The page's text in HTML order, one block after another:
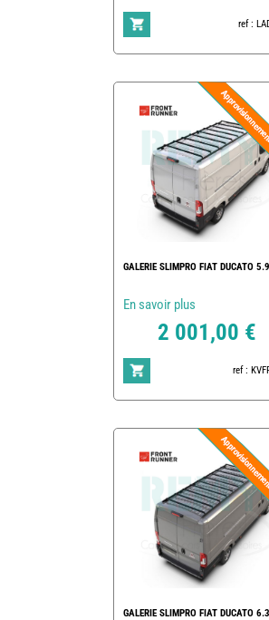
ref :
GALERIE SLIMPRO FIAT DUCATO
En savoir plus
2 001,00 €
ref :
GALERIE SLIMPRO FIAT DUCATO